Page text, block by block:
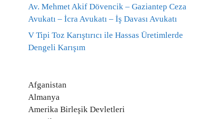
Av. Mehmet Akif Dövencik – Gaziantep Ceza
Avukatı – İcra Avukatı – İş Davası Avukatı
V Tipi Toz Karıştırıcı ile Hassas Üretimlerde
Dengeli Karışım
Afganistan
Almanya
Amerika Birleşik Devletleri